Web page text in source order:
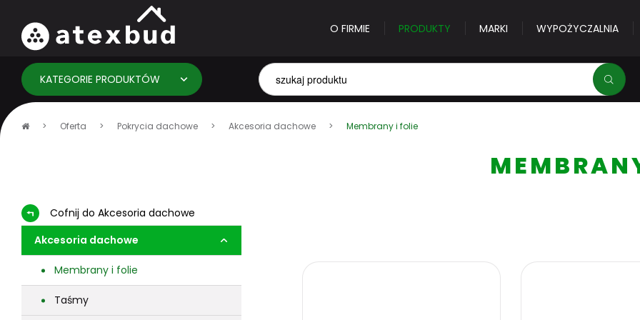
O FIRMIE PRODUKTY MARKI WYPOŻYCZALNIA
KATEGORIE PRODUKTÓW
Adres e-mail *
Strona Oferta Pokrycia dachowe Akcesoria dachowe Membrany i folie
Cofnij do Akcesoria dachowe
Akcesoria dachowe
Membrany i folie
Taśmy